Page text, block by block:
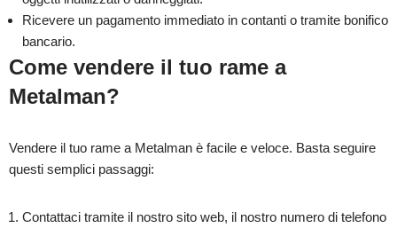
Ricevere un pagamento immediato in contanti o tramite bonifico
bancario.
Come vendere il tuo rame a
Metalman?
Vendere il tuo rame a Metalman è facile e veloce. Basta seguire
questi semplici passaggi:
Contattaci tramite il nostro sito web, il nostro numero di telefono